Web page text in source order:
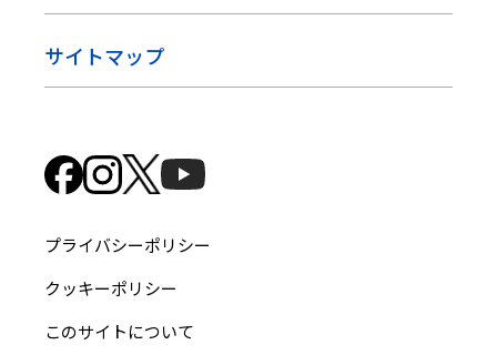
サイトマップ
プライバシーポリシー
クッキーポリシー
このサイトについて